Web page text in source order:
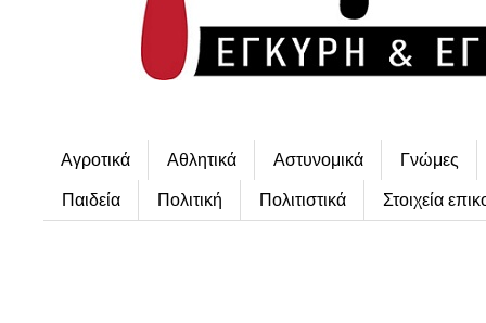
Αγροτικά Αθλητικά Αστυνομικά Γνώμες
Παιδεία Πολιτική Πολιτιστικά Στοιχεία